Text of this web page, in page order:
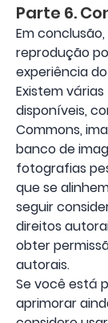
Parte 6.
Em
reprodução
experiência
Existem
disponíveis,
Commons,
banco de
fotografias
que se
seguir
direitos
obter
autorais.
Se você está
aprimorar